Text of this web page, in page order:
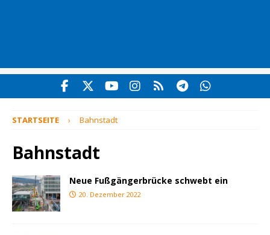
STARTSEITE Bahnstadt
Bahnstadt
Neue Fußgängerbrücke schwebt ein
20. Dezember 2022